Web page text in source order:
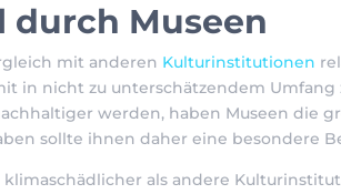
durch Museen
mit anderen Kulturinstitutionen
in nicht zu unterschätzendem Umfang
werden, haben Museen die
sollte ihnen daher eine besondere
als andere